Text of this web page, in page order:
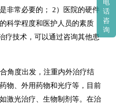
非常必要的； 2）医院的硬件
科学程度和医护人员的素质
疗技术，可以通过咨询其他患
角度出发，注重内外治疗结
物、外用药物和光疗等，目前
激光治疗、生物制剂等。在治
电
话
咨
询